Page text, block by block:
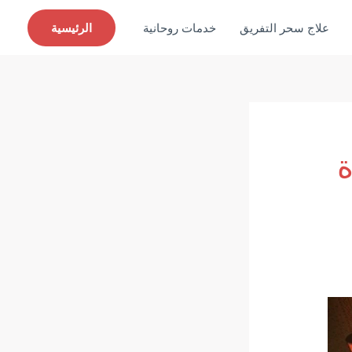
علاج سحر التفريق خدمات روحانية الرئيسية